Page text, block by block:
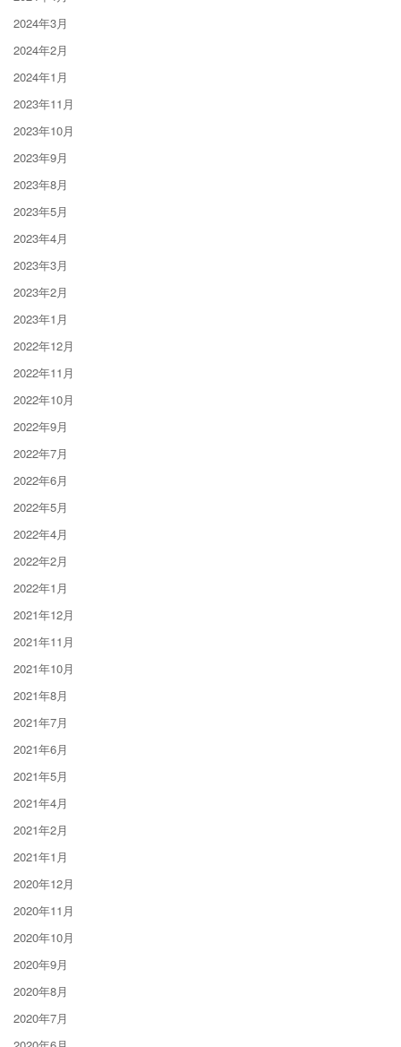
2024年3月
2024年2月
2024年1月
2023年11月
2023年10月
2023年9月
2023年8月
2023年5月
2023年4月
2023年3月
2023年2月
2023年1月
2022年12月
2022年11月
2022年10月
2022年9月
2022年7月
2022年6月
2022年5月
2022年4月
2022年2月
2022年1月
2021年12月
2021年11月
2021年10月
2021年8月
2021年7月
2021年6月
2021年5月
2021年4月
2021年2月
2021年1月
2020年12月
2020年11月
2020年10月
2020年9月
2020年8月
2020年7月